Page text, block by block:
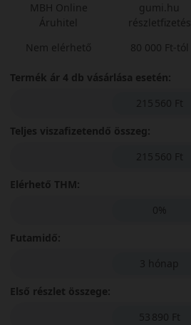
MBH Online
Áruhitel
Nem elérhető
gumi.hu
részletfizetés
80 000 Ft-tól
Termék ár 4 db vásárlása esetén:
215 560 Ft
Teljes viszafizetendő összeg:
215 560 Ft
Elérhető THM:
0%
Futamidő:
3 hónap
Első részlet összege:
53 890 Ft